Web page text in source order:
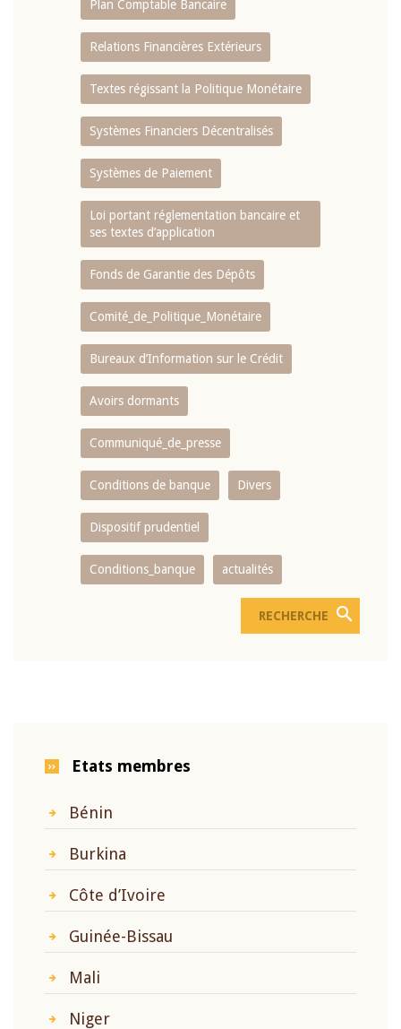
Plan Comptable Bancaire
Relations Financières Extérieurs
Textes régissant la Politique Monétaire
Systèmes Financiers Décentralisés
Systèmes de Paiement
Loi portant réglementation bancaire et
ses textes d’application
Fonds de Garantie des Dépôts
Comité_de_Politique_Monétaire
Bureaux d’Information sur le Crédit
Avoirs dormants
Communiqué_de_presse
Conditions de banque Divers
Dispositif prudentiel
Conditions_banque actualités
Etats membres
Bénin
Burkina
Côte d’Ivoire
Guinée-Bissau
Mali
Niger